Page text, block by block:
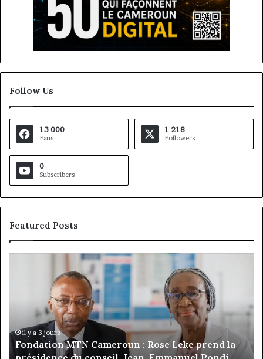
Follow Us
13 000
Fans
1 218
Followers
0
Subscribers
Featured Posts
d’Advans
Cameroun
il y a 5 jours